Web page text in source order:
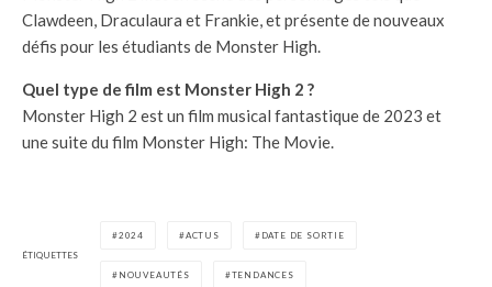
Clawdeen, Draculaura et Frankie, et présente de nouveaux
défis pour les étudiants de Monster High.
Quel type de film est Monster High 2 ?
Monster High 2 est un film musical fantastique de 2023 et
une suite du film Monster High: The Movie.
ÉTIQUETTES
2024 ACTUS DATE DE SORTIE
NOUVEAUTÉS TENDANCES